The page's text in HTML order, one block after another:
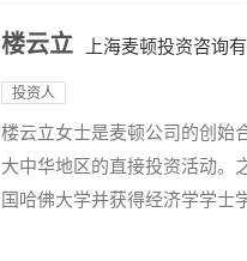
楼云立 上海麦顿投资咨询
投资人
楼云立女士是麦顿公司的创始
大中华地区的直接投资活动。
国哈佛大学并获得经济学学士